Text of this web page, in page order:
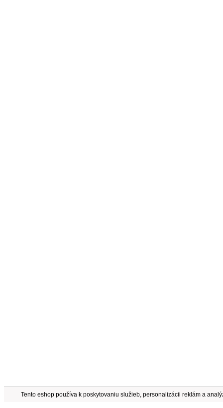
Tento eshop používa k poskytovaniu služieb, personalizácii reklám a